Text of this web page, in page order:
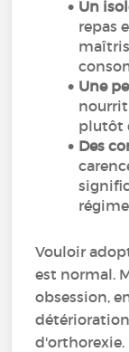
Un
repas
Une
plutôt
Des
Vouloir
est normal.
obsession,
d'orthorexie.